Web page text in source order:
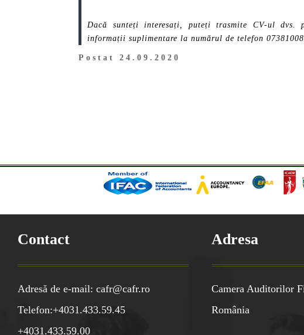
Dacă sunteți interesați, puteți trasmite CV-ul dvs.
informații suplimentare la numărul de telefon
Postat 24.09.2020
Contact
Adresă de e-mail: cafr@cafr.ro
Telefon:+4031.433.59.45
+4031.433.59.00
Adresa
Camera Auditorilor
România